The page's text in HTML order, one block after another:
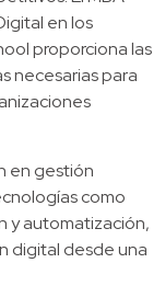
en los
proporciona las
necesarias para
en gestión
como
y automatización,
digital desde una